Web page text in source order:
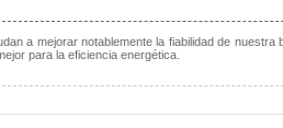
a mejorar notablemente la fiabilidad de nuestra
para la eficiencia energética.